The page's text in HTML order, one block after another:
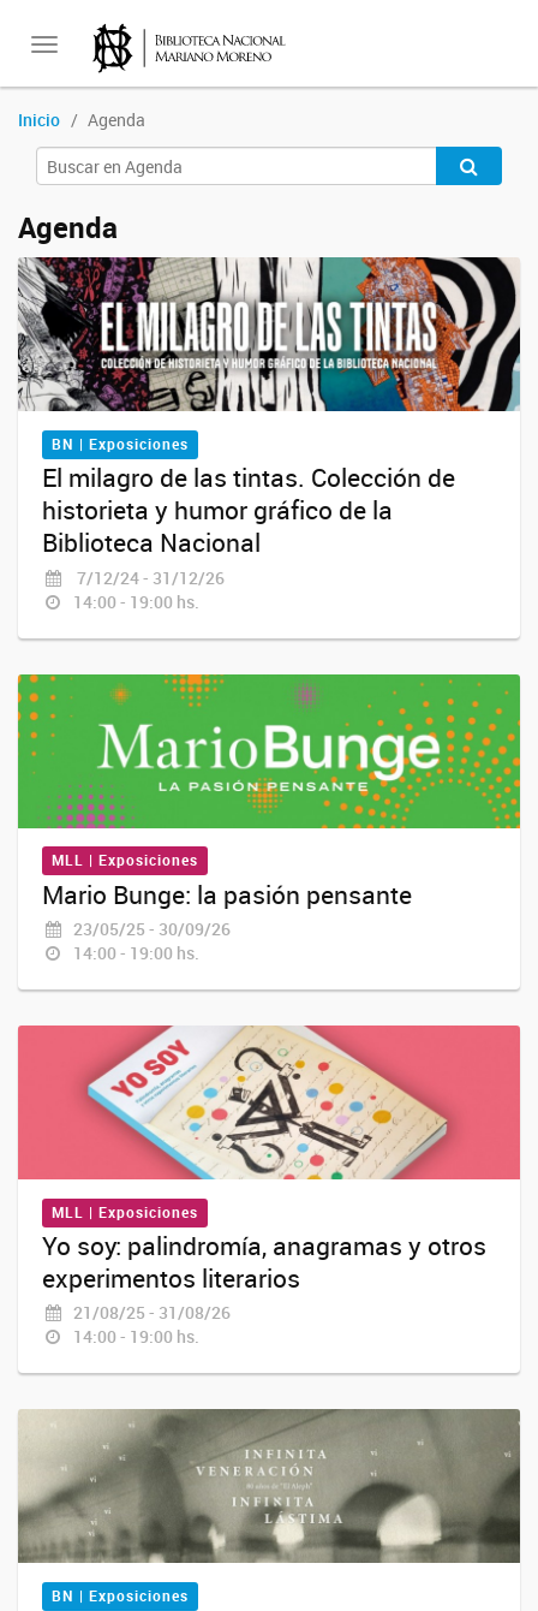
Toggle
navigation
Inicio Agenda
Agenda
BN | Exposiciones
El milagro de las tintas. Colección de
historieta y humor gráfico de la
Biblioteca Nacional
7/12/24 - 31/12/26
14:00 - 19:00 hs.
MLL | Exposiciones
Mario Bunge: la pasión pensante
23/05/25 - 30/09/26
14:00 - 19:00 hs.
MLL | Exposiciones
Yo soy: palindromía, anagramas y otros
experimentos literarios
21/08/25 - 31/08/26
14:00 - 19:00 hs.
BN | Exposiciones